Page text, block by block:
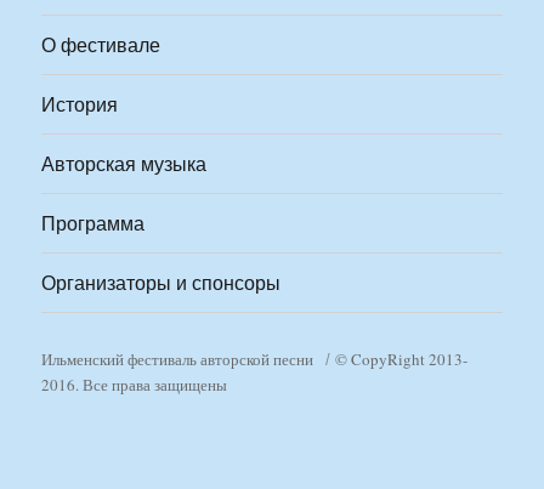
О фестивале
История
Авторская музыка
Программа
Организаторы и спонсоры
Ильменский фестиваль авторской песни
© CopyRight 2013-
2016. Все права защищены